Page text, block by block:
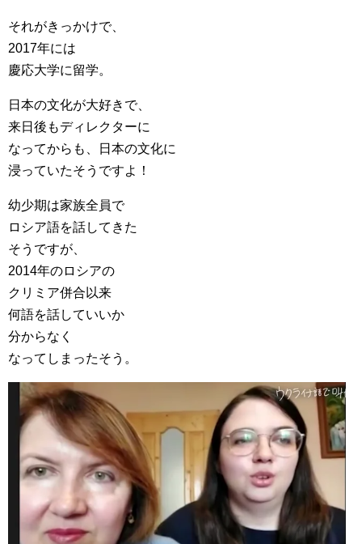
それがきっかけで、
2017年には
慶応大学に留学。
日本の文化が大好きで、
来日後もディレクターに
なってからも、日本の文化に
浸っていたそうですよ！
幼少期は家族全員で
ロシア語を話してきた
そうですが、
2014年のロシアの
クリミア併合以来
何語を話していいか
分からなく
なってしまったそう。